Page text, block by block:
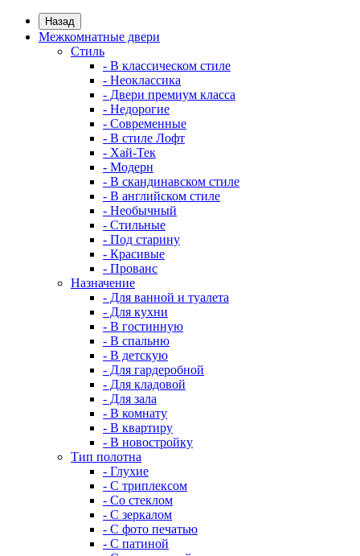
Назад
Межкомнатные двери
Стиль
- В классическом стиле
- Неоклассика
- Двери премиум класса
- Недорогие
- Современные
- В стиле Лофт
- Хай-Тек
- Модерн
- В скандинавском стиле
- В английском стиле
- Необычный
- Стильные
- Под старину
- Красивые
- Прованс
Назначение
- Для ванной и туалета
- Для кухни
- В гостинную
- В спальню
- В детскую
- Для гардеробной
- Для кладовой
- Для зала
- В комнату
- В квартиру
- В новостройку
Тип полотна
- Глухие
- С триплексом
- Со стеклом
- С зеркалом
- С фото печатью
- С патиной